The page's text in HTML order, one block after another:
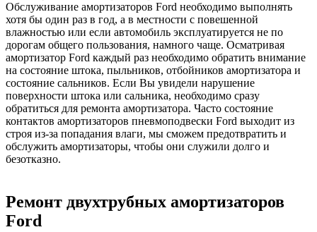
Обслуживание амортизаторов Ford необходимо выполнять
хотя бы один раз в год, а в местности с повешенной
влажностью или если автомобиль эксплуатируется не по
дорогам общего пользования, намного чаще. Осматривая
амортизатор Ford каждый раз необходимо обратить внимание
на состояние штока, пыльников, отбойников амортизатора и
состояние сальников. Если Вы увидели нарушение
поверхности штока или сальника, необходимо сразу
обратиться для ремонта амортизатора. Часто состояние
контактов амортизаторов пневмоподвески Ford выходит из
строя из-за попадания влаги, мы сможем предотвратить и
обслужить амортизаторы, чтобы они служили долго и
безотказно.
Ремонт двухтрубных амортизаторов
Ford